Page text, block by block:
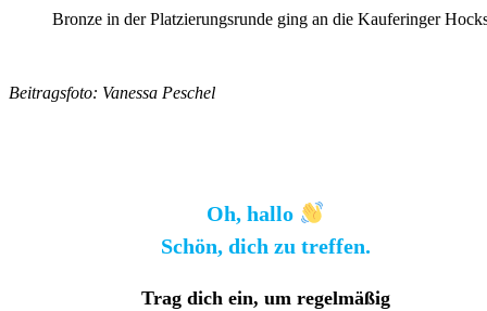
Bronze in der Platzierungsrunde ging an die Kauferinger
Beitragsfoto: Vanessa Peschel
Oh, hallo
Schön, dich zu treffen.
Trag dich ein, um regelmäßig